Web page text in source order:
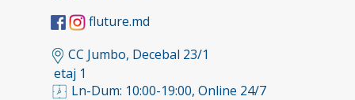
fluture.md
CC Jumbo, Decebal 23/1
etaj 1
Ln-Dum: 10:00-19:00, Online 24/7